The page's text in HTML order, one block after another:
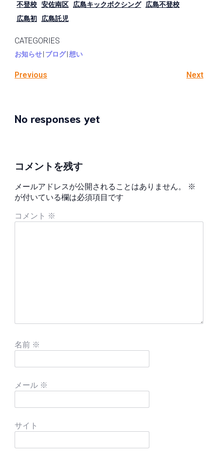
不登校 安佐南区 広島キックボクシング
広島不登校
広島初
広島託児
CATEGORIES
お知らせ ブログ 想い
Previous Next
No responses yet
コメントを残す
メールアドレスが公開されることはありません。
※
が付いている欄は必須項目です
コメント ※
名前 ※
メール ※
サイト